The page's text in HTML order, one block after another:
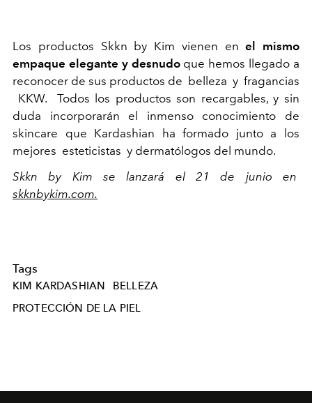
Los productos Skkn by Kim vienen enel mismo
empaque elegante y desnudo que hemos llegado a
reconocer de sus productos de belleza y fragancias
KKW. Todos los productos son recargables, y sin
duda incorporarán el inmenso conocimiento de
skincare que Kardashian ha formado junto a los
mejores esteticistas y dermatólogos del mundo.
Skkn by Kim se lanzará el 21 de junio en
skknbykim.com.
Tags
KIM KARDASHIAN
BELLEZA
PROTECCIÓN DE LA PIEL